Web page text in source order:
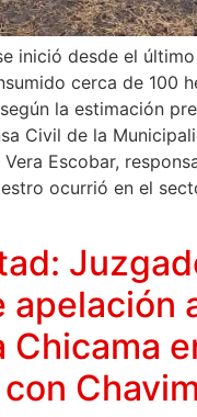
inició desde el
cerca de 100
la estimación
Civil de la
Escobar,
ocurrió en el
apelación
Chicama